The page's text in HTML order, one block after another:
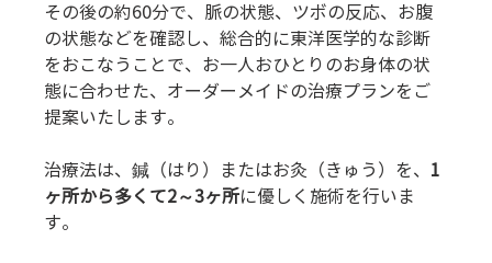
その後の約60分で、脈の状態、ツボの反応、お腹
の状態などを確認し、総合的に東洋医学的な診断
をおこなうことで、お一人おひとりのお身体の状
態に合わせた、オーダーメイドの治療プランをご
提案いたします。
治療法は、鍼（はり）またはお灸（きゅう）を、 1
ヶ所から多くて2～3ヶ所に優しく施術を行いま
す。